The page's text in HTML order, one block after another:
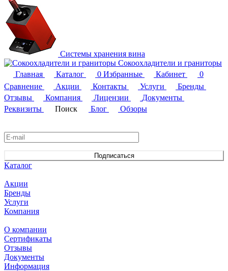
Системы хранения вина
Сокоохладители и граниторы
Главная
Каталог 0 Избранные Кабинет
0
Сравнение
Акции Контакты Услуги
Бренды
Отзывы
Компания Лицензии
Документы
Реквизиты
Поиск Блог
Обзоры
Подписаться
Каталог
Акции
Бренды
Услуги
Компания
О компании
Сертификаты
Отзывы
Документы
Информация